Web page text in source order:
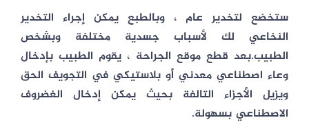
ستخضع لتخدير عام ، وبالطبع يمكن إجراء التخدير
النخاعي لك لأسباب جسدية مختلفة وبشخص
الطبيب.بعد قطع موقع الجراحة ، يقوم الطبيب بإدخال
وعاء اصطناعي معدني أو بلاستيكي في التجويف الحق
ويزيل الأجزاء التالفة بحيث يمكن إدخال الغضروف
الاصطناعي بسهولة.